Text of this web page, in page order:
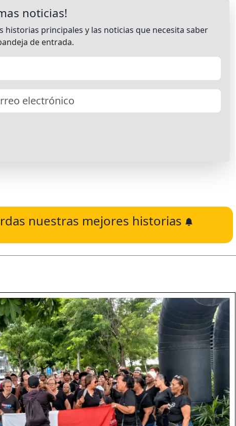
nuestras mejores historias